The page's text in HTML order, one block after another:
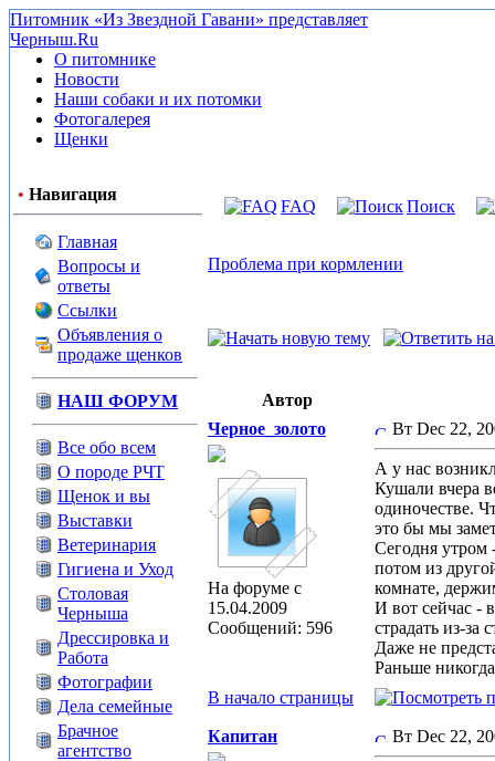
Питомник «Из Звездной Гавани» представляет
Черныш.Ru
О питомнике
Новости
Наши собаки и их потомки
Фотогалерея
Щенки
• Навигация
Главная
Вопросы и
ответы
Ссылки
Объявления о
продаже щенков
НАШ ФОРУМ
Все обо всем
О породе РЧТ
Щенок и вы
Выставки
Ветеринария
Гигиена и Уход
Столовая
Черныша
Дрессировка и
Работа
Фотографии
Дела семейные
Брачное
агентство
FAQ Поиск
Проблема при кормлении
Автор
Черное_золото
На форуме с
15.04.2009
Сообщений: 596
Вт Dec 22,
А у нас
Кушали вчера
одиночестве.
это бы мы
Сегодня утром
потом из
комнате,
И вот сейчас -
страдать из-
Даже не
Раньше
В начало страницы
Капитан Вт Dec 22,